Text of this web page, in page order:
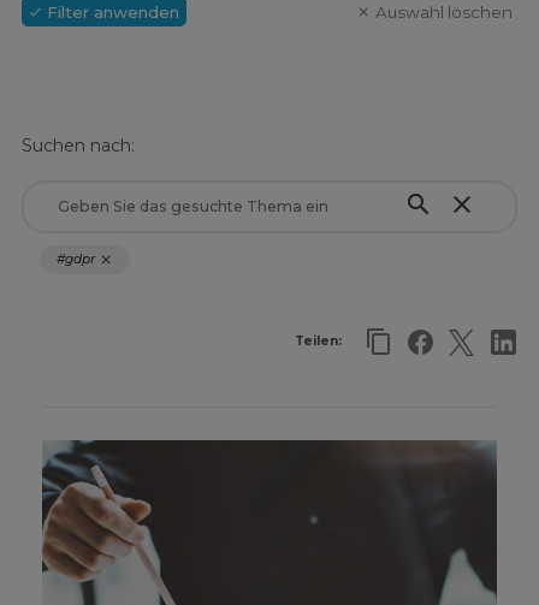
Filter anwenden Auswahl löschen
Suchen nach:
search close
#gdpr close
Teilen: